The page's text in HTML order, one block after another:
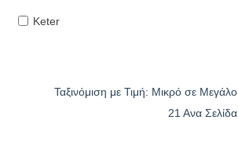
Keter
Ταξινόμιση με Τιμή: Μικρό σε Μεγάλο
21 Ανα Σελίδα